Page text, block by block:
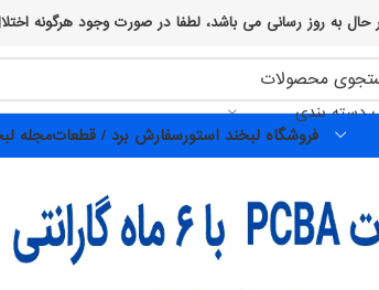
باشد، لطفا در صورت وجود هرگونه اختلال یا مشکلی با کارشناسان ما با شماره
دسته بندی
فروشگاه لبخند استورسفارش برد / قطعاتمجله